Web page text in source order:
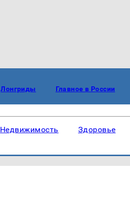
Лонгриды Главное в России
Недвижимость Здоровье